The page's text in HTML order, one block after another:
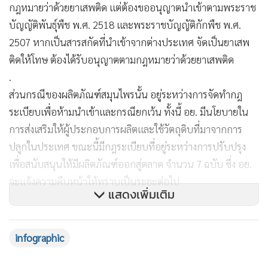
กฎหมายว่าด้วยยาเสพติด แต่ต้องขออนุญาตนำเข้าตามพระราช
บัญญัติพันธุ์พืช พ.ศ. 2518 และพระราชบัญญัติกักพืช พ.ศ.
2507 หากเป็นสารสกัดที่นำเข้าจากต่างประเทศ จัดเป็นยาเสพ
ติดให้โทษ ต้องได้รับอนุญาตตามกฎหมายว่าด้วยยาเสพติด
.
ส่วนกรณีของผลิตภัณฑ์สมุนไพรนั้น อยู่ระหว่างการจัดทำกฎ
ระเบียบเพื่อห้ามนำเข้าและกรณียกเว้น ทั้งนี้ อย. มีนโยบายใน
การส่งเสริมให้ผู้ประกอบการผลิตและใช้วัตถุดิบที่มาจากการ
ปลูกในประเทศ ขณะนี้มีกฎระเบียบที่อยู่ระหว่างการปรับปรุง
เพื่อสนับสนุนให้มีผลิตภัณฑ์ออกสู่ตลาด จำนวน 7 ฉบับ ซึ่ง อย.
จะแจ้งความคืบหน้าให้ทราบเป็นระยะต่อไป
หากมีข้อสงสัยเรื่องการปลูกให้สอบถามเพิ่มเติมโทร 0 2590
แสดงเพิ่มเติม
infographic